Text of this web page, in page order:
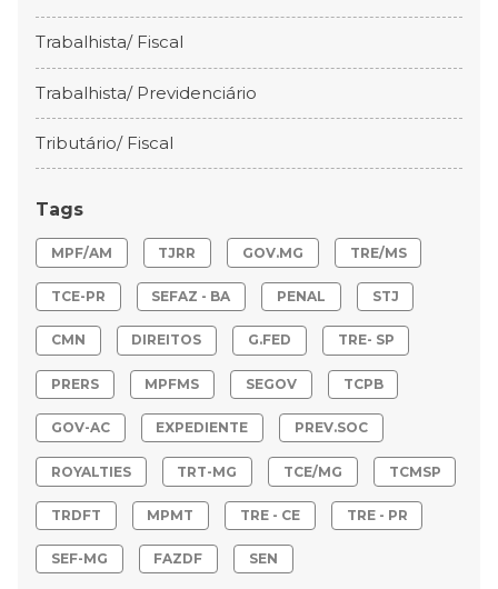
Trabalhista/ Fiscal
Trabalhista/ Previdenciário
Tributário/ Fiscal
Tags
MPF/AM TJRR GOV.MG TRE/MS
TCE-PR SEFAZ - BA PENAL STJ
CMN DIREITOS G.FED TRE- SP
PRERS MPFMS SEGOV TCPB
GOV-AC EXPEDIENTE PREV.SOC
ROYALTIES TRT-MG TCE/MG TCMSP
TRDFT MPMT TRE - CE TRE - PR
SEF-MG FAZDF SEN